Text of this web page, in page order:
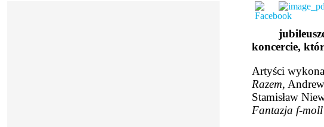
koncercie,
Artyści
Razem,
Stamisław
Fantazja f-